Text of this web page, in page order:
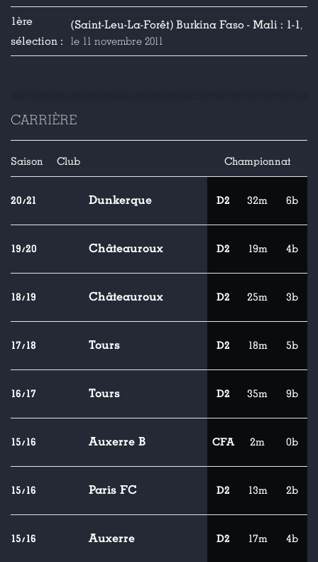
1ère
sélection :
(Saint-Leu-La-Forêt) Burkina Faso - Mali : 1-1,
le 11 novembre 2011
CARRIÈRE
Saison Club Championnat
20/21 Dunkerque D2 32m 6b
19/20 Châteauroux D2 19m 4b
18/19 Châteauroux D2 25m 3b
17/18 Tours D2 18m 5b
16/17 Tours D2 35m 9b
15/16 Auxerre B CFA 2m 0b
15/16 Paris FC D2 13m 2b
15/16 Auxerre D2 17m 4b